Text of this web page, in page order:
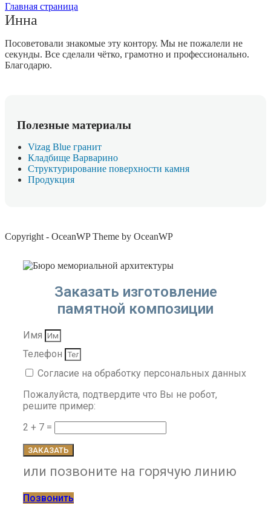
Главная страница
Инна
Посоветовали знакомые эту контору. Мы не пожалели не
секунды. Все сделали чётко, грамотно и профессионально.
Благодарю.
Полезные материалы
Vizag Blue гранит
Кладбище Варварино
Структурирование поверхности камня
Продукция
Copyright - OceanWP Theme by OceanWP
Заказать изготовление
памятной композиции
Имя
Телефон
Согласие на обработку персональных данных
Пожалуйста, подтвердите что Вы не робот,
решите пример:
2 + 7 =
ЗАКАЗАТЬ
или позвоните на горячую линию
Позвонить